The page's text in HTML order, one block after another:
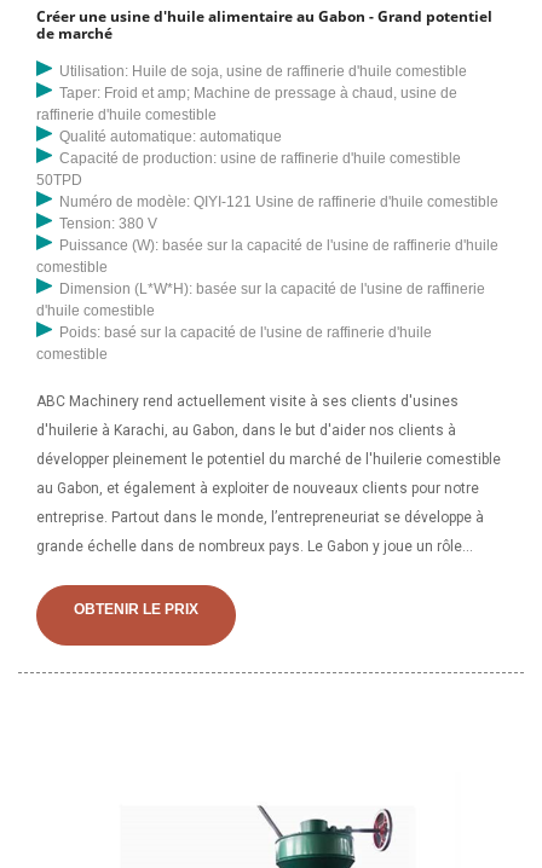
Créer une usine d'huile alimentaire au Gabon - Grand potentiel
de marché
Utilisation: Huile de soja, usine de raffinerie d'huile comestible
Taper: Froid et amp; Machine de pressage à chaud, usine de
raffinerie d'huile comestible
Qualité automatique: automatique
Capacité de production: usine de raffinerie d'huile comestible
50TPD
Numéro de modèle: QIYI-121 Usine de raffinerie d'huile comestible
Tension: 380 V
Puissance (W): basée sur la capacité de l'usine de raffinerie d'huile
comestible
Dimension (L*W*H): basée sur la capacité de l'usine de raffinerie
d'huile comestible
Poids: basé sur la capacité de l'usine de raffinerie d'huile
comestible
ABC Machinery rend actuellement visite à ses clients d'usines
d'huilerie à Karachi, au Gabon, dans le but d'aider nos clients à
développer pleinement le potentiel du marché de l'huilerie comestible
au Gabon, et également à exploiter de nouveaux clients pour notre
entreprise. Partout dans le monde, l’entrepreneuriat se développe à
grande échelle dans de nombreux pays. Le Gabon y joue un rôle
chaude ces dernières années, en particulier pour les entreprises de
fabrication d'huile comestible à petite échelle. Il s'agit d'un ensemble
OBTENIR LE PRIX